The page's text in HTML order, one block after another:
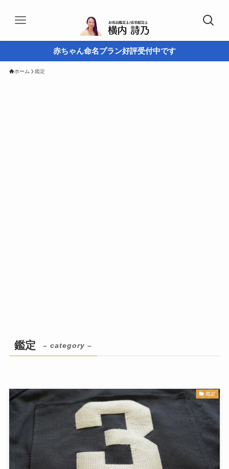
赤ちゃん命名プラン好評受付中です
ホーム 鑑定
鑑定 – category –
鑑定